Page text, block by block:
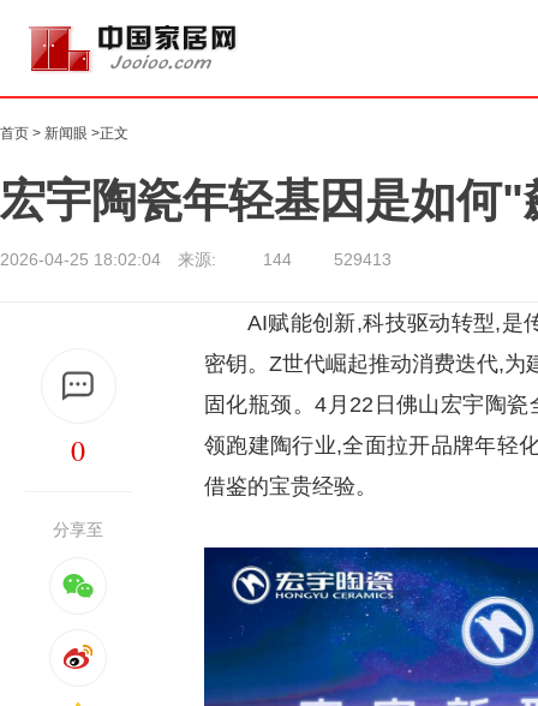
首页 > 新闻眼 >正文
宏宇陶瓷年轻基因是如何
2026-04-25 18:02:04 来源: 144 529413
0
分享至
AI赋能创新,科技驱动转型,是
密钥。Z世代崛起推动消费迭代,
固化瓶颈。4月22日佛山宏宇陶
领跑建陶行业,全面拉开品牌年轻
借鉴的宝贵经验。